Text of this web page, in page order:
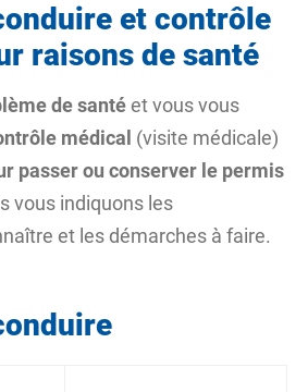
et contrôle
raisons de santé
de santéet vous vous
médical (visite médicale)
passer ou conserver le permis
vous indiquons les
et les démarches à faire.